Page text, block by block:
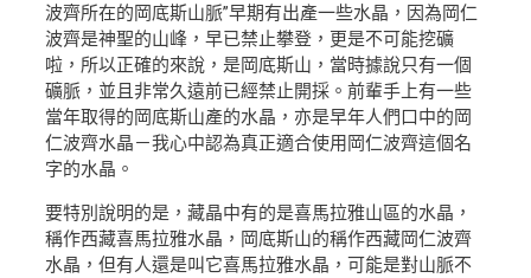
波齊所在的岡底斯山脈”早期有出產一些水晶，因為岡仁
波齊是神聖的山峰，早已禁止攀登，更是不可能挖礦
啦，所以正確的來說，是岡底斯山，當時據說只有一個
礦脈，並且非常久遠前已經禁止開採。前輩手上有一些
當年取得的岡底斯山產的水晶，亦是早年人們口中的岡
仁波齊水晶－我心中認為真正適合使用岡仁波齊這個名
字的水晶。
要特別說明的是，藏晶中有的是喜馬拉雅山區的水晶，
稱作西藏喜馬拉雅水晶，岡底斯山的稱作西藏岡仁波齊
水晶，但有人還是叫它喜馬拉雅水晶，可能是對山脈不